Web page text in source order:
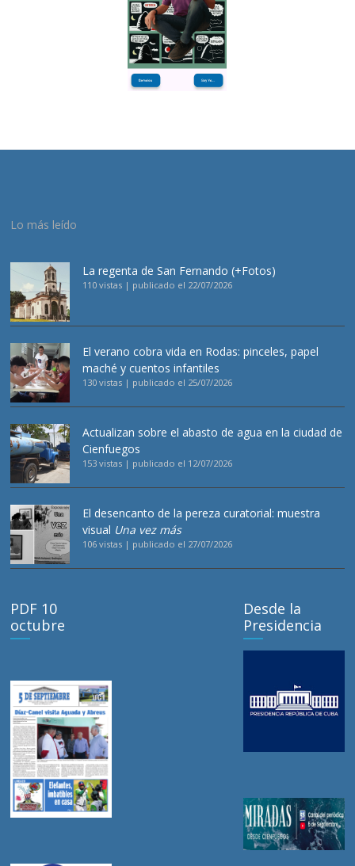
Lo más leído
La regenta de San Fernando (+Fotos)
110 vistas | publicado el 22/07/2026
El verano cobra vida en Rodas: pinceles, papel
maché y cuentos infantiles
130 vistas | publicado el 25/07/2026
Actualizan sobre el abasto de agua en la ciudad de
Cienfuegos
153 vistas | publicado el 12/07/2026
El desencanto de la pereza curatorial: muestra
visual Una vez más
106 vistas | publicado el 27/07/2026
PDF 10
octubre
Desde la
Presidencia